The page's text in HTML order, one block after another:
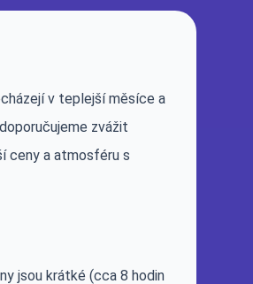
v teplejší měsíce a
zvážit
ceny a atmosféru s
jsou krátké (cca 8 hodin